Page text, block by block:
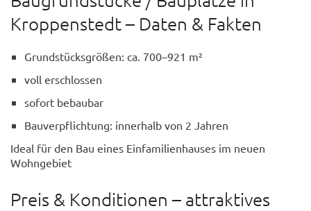
Kroppenstedt – Daten & Fakten
Grundstücksgrößen: ca. 700–921 m²
voll erschlossen
sofort bebaubar
Bauverpflichtung: innerhalb von 2 Jahren
Ideal für den Bau eines Einfamilienhauses im neuen
Wohngebiet
Preis & Konditionen – attraktives